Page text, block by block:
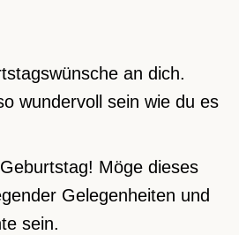
an dich.
wundervoll sein wie du es
Möge dieses
Gelegenheiten und
sein.